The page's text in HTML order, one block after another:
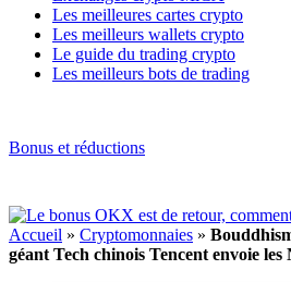
Les meilleures cartes crypto
Les meilleurs wallets crypto
Le guide du trading crypto
Les meilleurs bots de trading
Bonus et réductions
Accueil » Cryptomonnaies »
géant Tech chinois Tencent envoie